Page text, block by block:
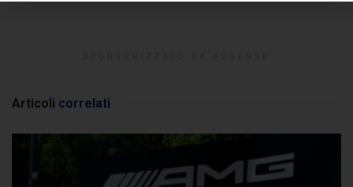
Articoli correlati